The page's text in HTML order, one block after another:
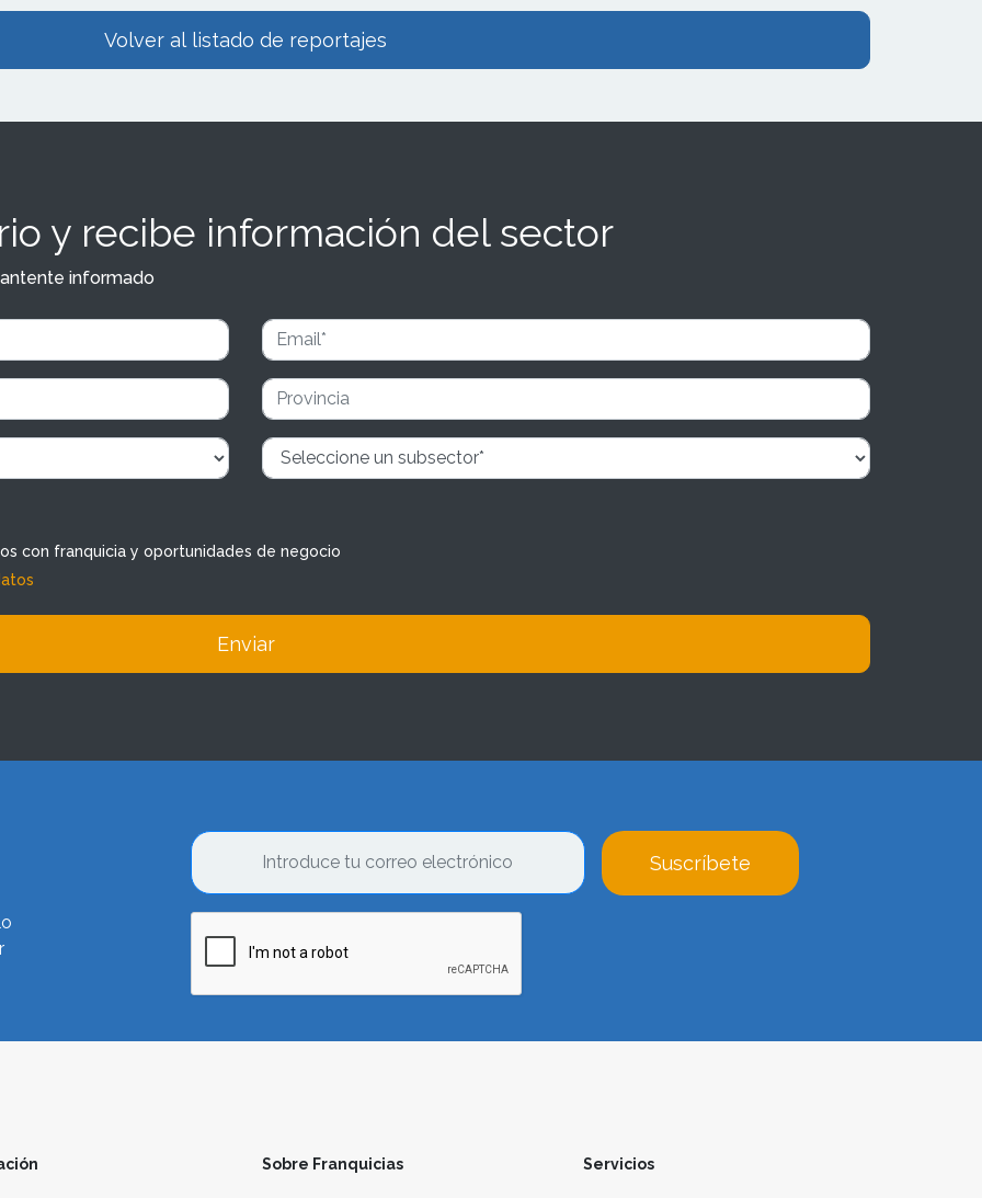
Volver al listado de reportajes
y recibe información del sector
informado
con franquicia y oportunidades de negocio
Enviar
Suscríbete
Sobre Franquicias Servicios